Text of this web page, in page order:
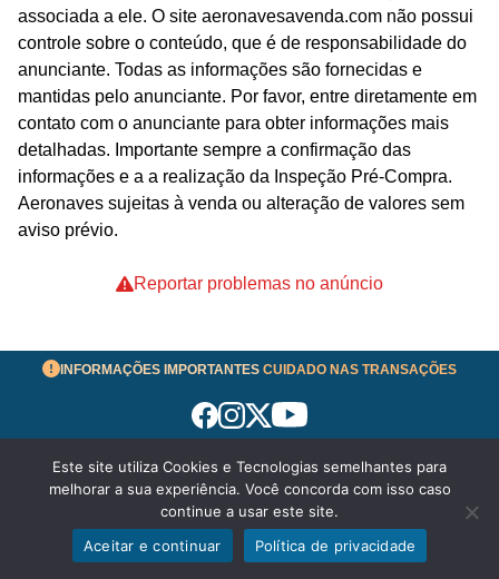
WhatsApp Enviar mensagem
associada a ele. O site aeronavesavenda.com não possui
controle sobre o conteúdo, que é de responsabilidade do
anunciante. Todas as informações são fornecidas e
mantidas pelo anunciante. Por favor, entre diretamente em
contato com o anunciante para obter informações mais
detalhadas. Importante sempre a confirmação das
informações e a a realização da Inspeção Pré-Compra.
Aeronaves sujeitas à venda ou alteração de valores sem
aviso prévio.
Reportar problemas no anúncio
INFORMAÇÕES IMPORTANTES CUIDADO NAS TRANSAÇÕES
Termos de Uso
© 2026 aeronavesavenda.com | Todos os Direitos
Reservados!
Política de Privacidade
Este site utiliza Cookies e Tecnologias semelhantes para
melhorar a sua experiência. Você concorda com isso caso
continue a usar este site.
Aceitar e continuar
Política de privacidade